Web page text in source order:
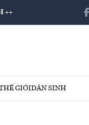
++
GIỚIDÂN SINH